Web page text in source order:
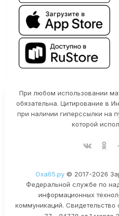
При любом использовании
обязательна. Цитирование в
при наличии гиперссылки на
которой
Оха65.ру© 2017-2026
Федеральной службе по
информационных
коммуникаций.